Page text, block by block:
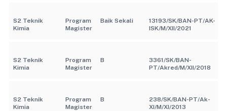
S2 Teknik
Kimia
Program
Magister
Baik Sekali
13193/SK/BAN-PT/AK-
ISK/M/XII/2021
S2 Teknik
Kimia
Program
Magister
B
3361/SK/BAN-
PT/Akred/M/XII/2018
S2 Teknik
Kimia
Program
Magister
B
238/SK/BAN-PT/Ak-
XI/M/XI/2013